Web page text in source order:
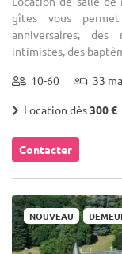
gîtes vous
anniversaires,
intimistes, des
10-60 33
Location dès300 €
Contacter
NOUVEAU